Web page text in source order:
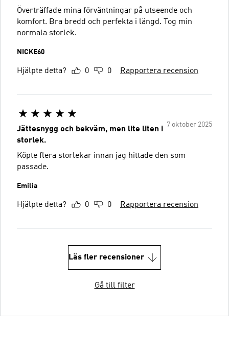
Överträffade mina förväntningar på utseende och
komfort. Bra bredd och perfekta i längd. Tog min
normala storlek.
NICKE60
Hjälpte detta? 0 0 Rapportera recension
7 oktober 2025
Jättesnygg och bekväm, men lite liten i
storlek.
Köpte flera storlekar innan jag hittade den som
passade.
Emilia
Hjälpte detta? 0 0 Rapportera recension
Läs fler recensioner
Gå till filter